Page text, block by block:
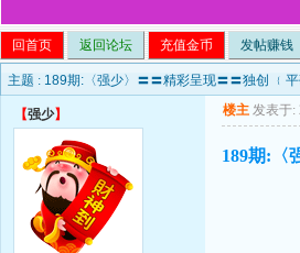
回首页 返回论坛 充值金币 发帖赚钱
主题 : 189期:〈强少〉〓〓精彩呈现〓〓独创 ﹛
【强少】 楼主 发表于:
189期:〈